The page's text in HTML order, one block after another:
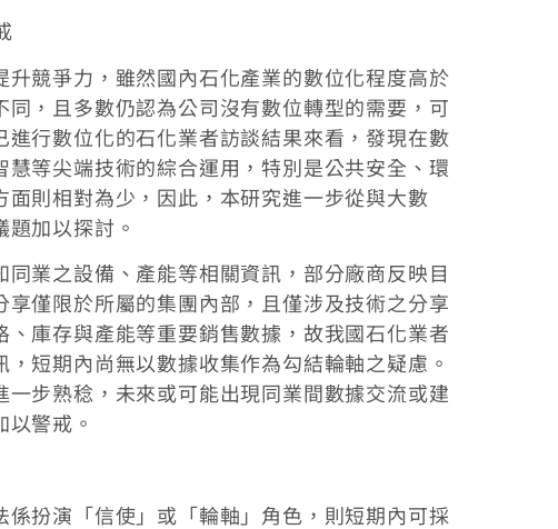
競爭力，雖然國內石化產業的數位化程度高於
，且多數仍認為公司沒有數位轉型的需要，可
行數位化的石化業者訪談結果來看，發現在數
等尖端技術的綜合運用，特別是公共安全、環
則相對為少，因此，本研究進一步從與大數
加以探討。
業之設備、產能等相關資訊，部分廠商反映目
僅限於所屬的集團內部，且僅涉及技術之分享
庫存與產能等重要銷售數據，故我國石化業者
短期內尚無以數據收集作為勾結輪軸之疑慮。
步熟稔，未來或可能出現同業間數據交流或建
警戒。
扮演「信使」或「輪軸」角色，則短期內可採